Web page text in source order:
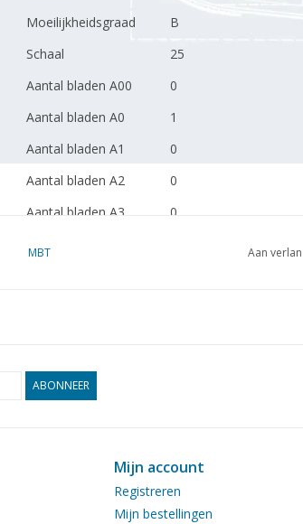
Moeilijkheidsgraad
B
Schaal
25
Aantal bladen A00
0
Aantal bladen A0
1
Aantal bladen A1
0
Aantal bladen A2
0
Aantal bladen A3
0
Bijzonderheden
blz)
check initialen auteur
MBT Aan
ABONNEER
Mijn account
Registreren
Mijn bestellingen